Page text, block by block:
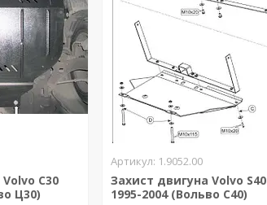
C30
Ц30)
1.9052.00
Захист двигуна Volvo S40
1995-2004 (Вольво С40)